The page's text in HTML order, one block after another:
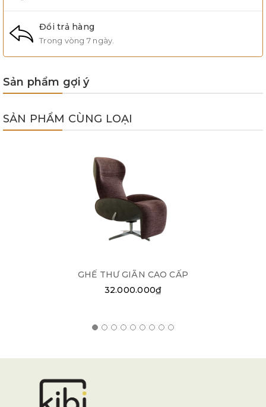
Đổi trả hàng
Trong vòng 7 ngày.
Sản phẩm gợi ý
SẢN PHẨM CÙNG LOẠI
GHẾ THƯ GIÃN CAO CẤP
32.000.000₫